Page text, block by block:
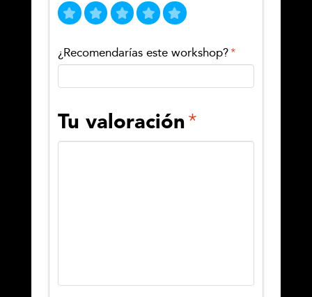
¿Recomendarías este workshop?*
Tu valoración*